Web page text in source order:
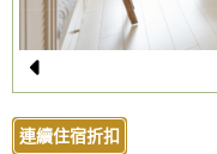
Pr
e
連續住宿折扣